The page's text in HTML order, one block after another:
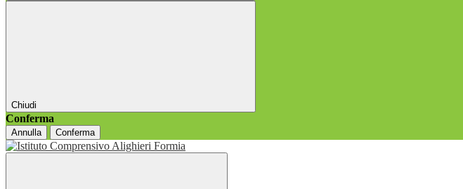
Chiudi
Conferma
Annulla Conferma